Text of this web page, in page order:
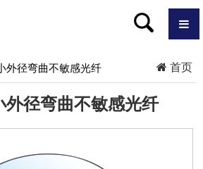
外径弯曲不敏感光纤 首页
径弯曲不敏感光纤